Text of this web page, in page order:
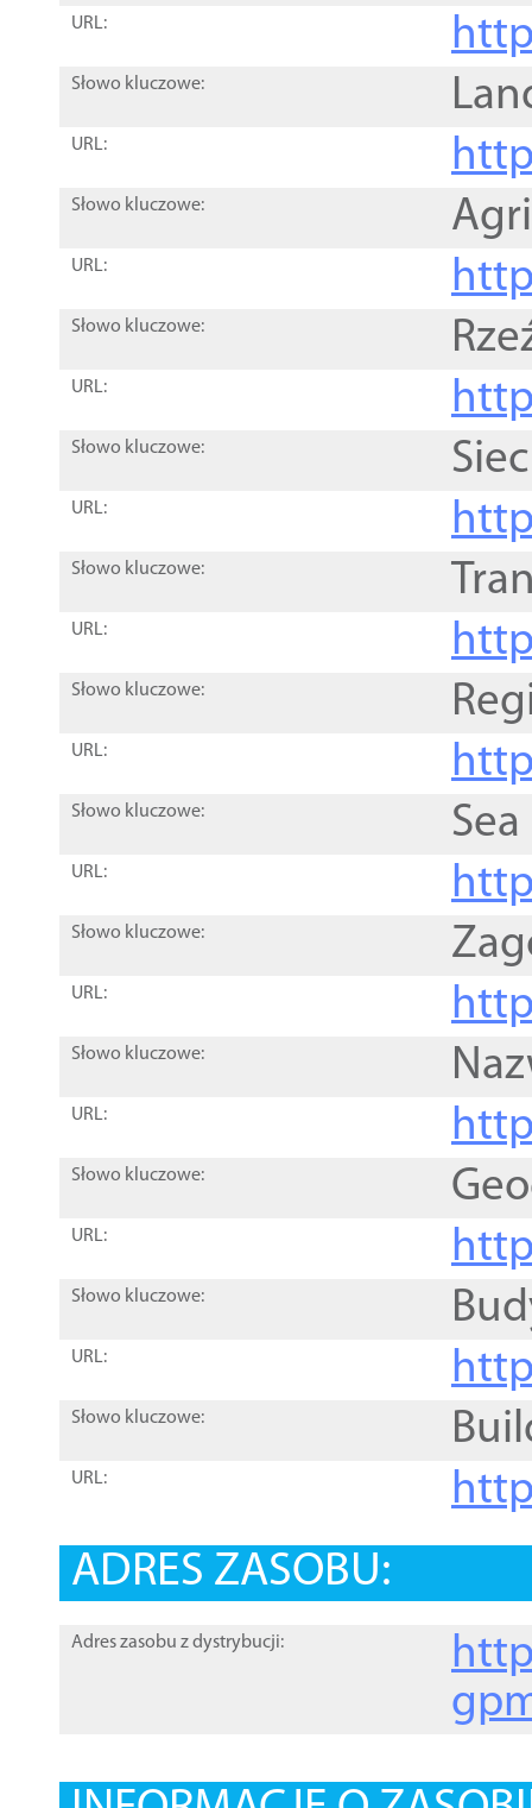
URL:
Słowo kluczowe:
URL:
Słowo kluczowe:
URL:
Słowo kluczowe:
URL:
Słowo kluczowe:
URL:
Słowo kluczowe:
URL:
Słowo kluczowe:
URL:
Słowo kluczowe:
URL:
Słowo kluczowe:
URL:
Słowo kluczowe:
URL:
Słowo kluczowe:
URL:
Słowo kluczowe:
URL:
Słowo kluczowe:
URL:
ADRES ZASOBU:
Adres zasobu z dystrybucji: